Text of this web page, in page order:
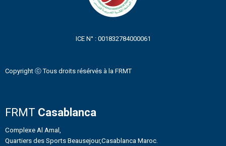
ICE N° : 001832784000061
Copyright ⓒ Tous droits résérvés à la FRMT
FRMT Casablanca
Complexe Al Amal,
Quartiers des Sports Beausejour,Casablanca Maroc.